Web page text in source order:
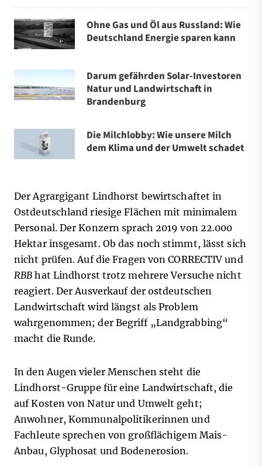
Ohne Gas und Öl aus Russland: Wie
Deutschland Energie sparen kann
Darum gefährden Solar-Investoren
Natur und Landwirtschaft in
Brandenburg
Die Milchlobby: Wie unsere Milch
dem Klima und der Umwelt schadet
Der Agrargigant Lindhorst bewirtschaftet in
Ostdeutschland riesige Flächen mit minimalem
Personal. Der Konzern sprach 2019 von 22.000
Hektar insgesamt. Ob das noch stimmt, lässt sich
nicht prüfen. Auf die Fragen von CORRECTIV und
RBB hat Lindhorst trotz mehrere Versuche nicht
reagiert. Der Ausverkauf der ostdeutschen
Landwirtschaft wird längst als Problem
wahrgenommen; der Begriff „Landgrabbing“
macht die Runde.
In den Augen vieler Menschen steht die
Lindhorst-Gruppe für eine Landwirtschaft, die
auf Kosten von Natur und Umwelt geht;
Anwohner, Kommunalpolitikerinnen und
Fachleute sprechen von großflächigem Mais-
Anbau, Glyphosat und Bodenerosion.